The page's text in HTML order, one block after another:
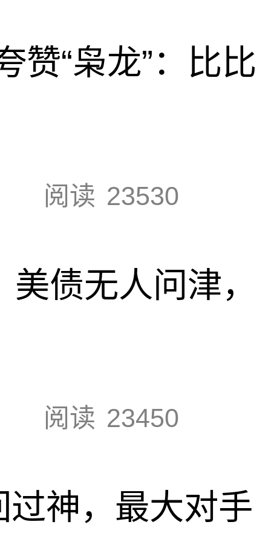
赞“枭龙”：比比
阅读 23530
债无人问津，
阅读 23450
神，最大对手